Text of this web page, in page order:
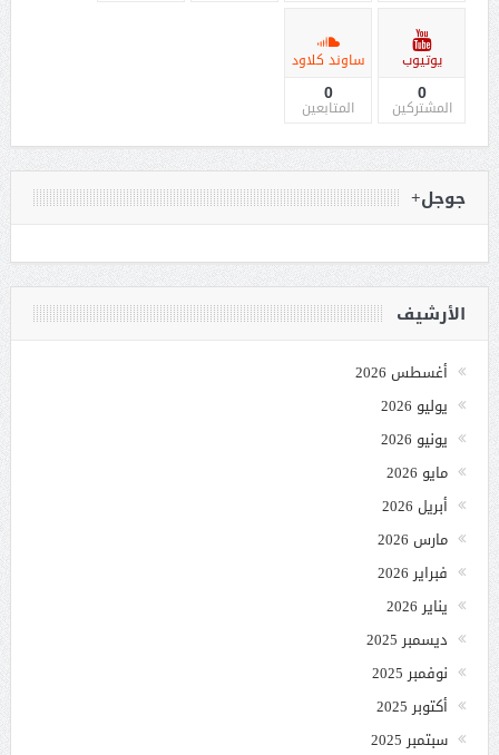
يوتيوب
0
المشتركين
ساوند كلاود
0
المتابعين
جوجل+
الأرشيف
أغسطس 2026
يوليو 2026
يونيو 2026
مايو 2026
أبريل 2026
مارس 2026
فبراير 2026
يناير 2026
ديسمبر 2025
نوفمبر 2025
أكتوبر 2025
سبتمبر 2025